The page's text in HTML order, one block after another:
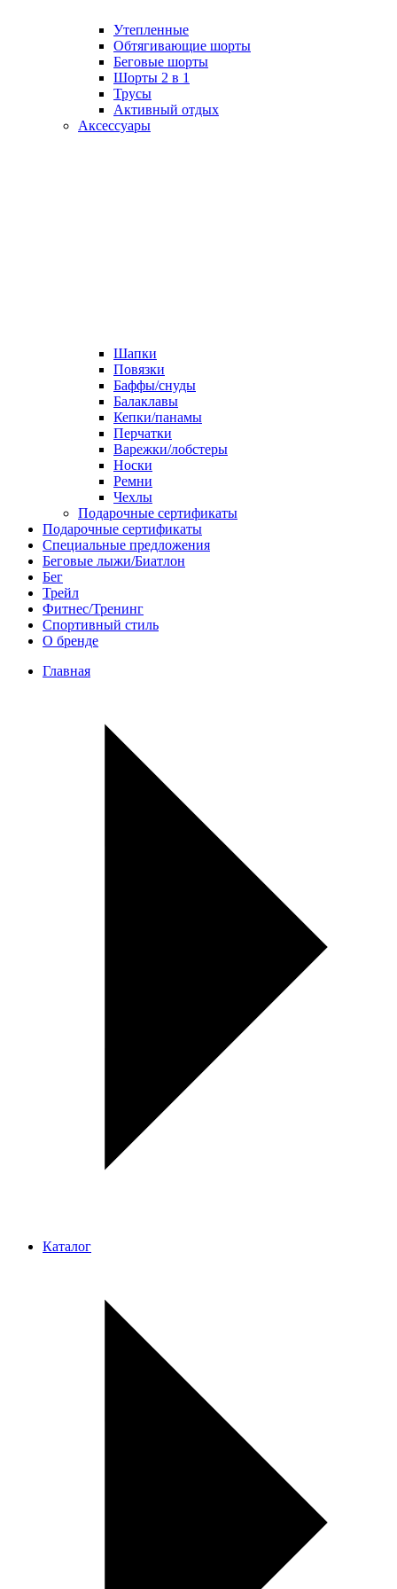
Утепленные
Обтягивающие шорты
Беговые шорты
Шорты 2 в 1
Трусы
Активный отдых
Аксессуары
Шапки
Повязки
Баффы/снуды
Балаклавы
Кепки/панамы
Перчатки
Варежки/лобстеры
Носки
Ремни
Чехлы
Подарочные сертификаты
Подарочные сертификаты
Специальные предложения
Беговые лыжи/Биатлон
Бег
Трейл
Фитнес/Тренинг
Спортивный стиль
О бренде
Главная
Каталог